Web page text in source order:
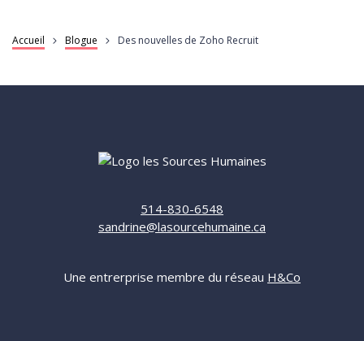
Fil
Accueil Blogue Des nouvelles de Zoho Recruit
514-830-6548
sandrine@lasourcehumaine.ca
Une entrerprise membre du réseau H&Co